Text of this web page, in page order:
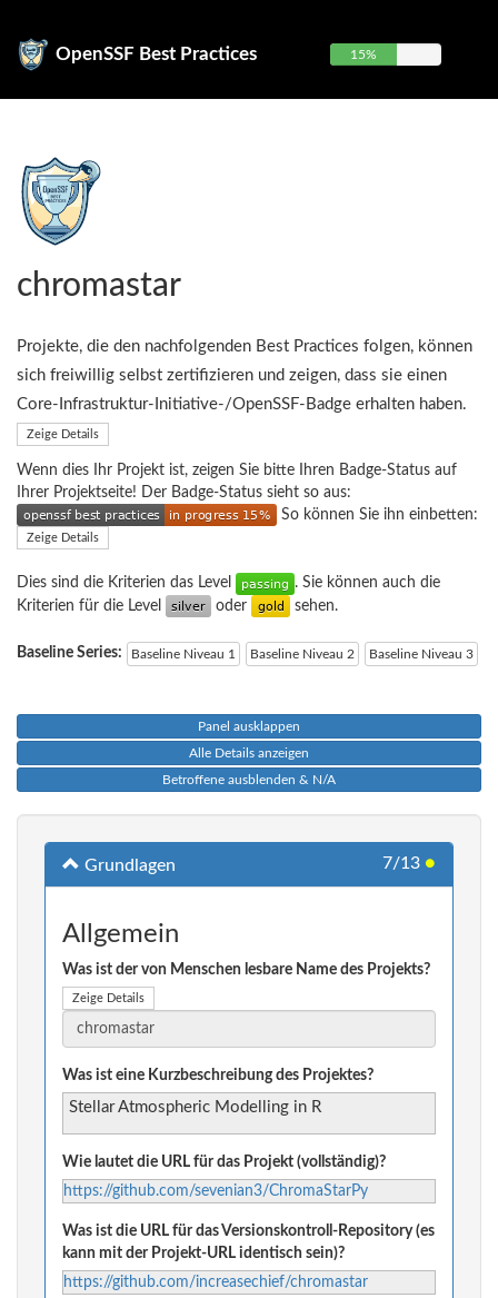
OpenSSF Best Practices 15%
chromastar
Projekte, die den nachfolgenden Best Practices folgen, können
sich freiwillig selbst zertifizieren und zeigen, dass sie einen
Core-Infrastruktur-Initiative-/OpenSSF-Badge erhalten haben.
Zeige Details
Wenn dies Ihr Projekt ist, zeigen Sie bitte Ihren Badge-Status auf
Ihrer Projektseite! Der Badge-Status sieht so aus:
So können Sie ihn einbetten:
Zeige Details
Dies sind die Kriterien das Level
. Sie können auch die
Kriterien für die Level
oder sehen.
Baseline Series: Baseline Niveau 1 Baseline Niveau 2 Baseline Niveau 3
Panel ausklappen
Alle Details anzeigen
Betroffene ausblenden & N/A
Grundlagen 7/13 ●
Allgemein
Was ist der von Menschen lesbare Name des Projekts?
Zeige Details
Was ist eine Kurzbeschreibung des Projektes?
Stellar Atmospheric Modelling in R
Wie lautet die URL für das Projekt (vollständig)?
https://github.com/sevenian3/ChromaStarPy
Was ist die URL für das Versionskontroll-Repository (es
kann mit der Projekt-URL identisch sein)?
https://github.com/increasechief/chromastar